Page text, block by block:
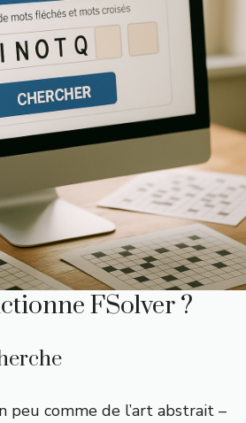
FSolver ?
peu comme de l’art abstrait –